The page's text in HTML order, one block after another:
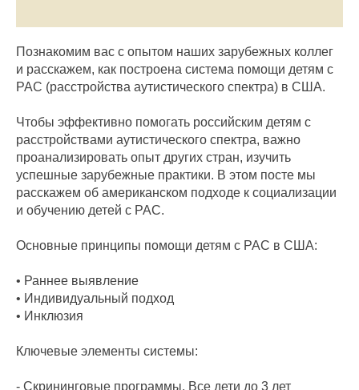
Познакомим вас с опытом наших зарубежных коллег
и расскажем, как построена система помощи детям с
РАС (расстройства аутистического спектра) в США.
Чтобы эффективно помогать российским детям с
расстройствами аутистического спектра, важно
проанализировать опыт других стран, изучить
успешные зарубежные практики. В этом посте мы
расскажем об американском подходе к социализации
и обучению детей с РАС.
Основные принципы помощи детям с РАС в США:
• Раннее выявление
• Индивидуальный подход
• Инклюзия
Ключевые элементы системы:
- Скрининговые программы. Все дети до 3 лет